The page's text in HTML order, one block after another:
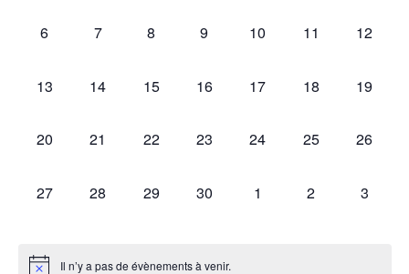
0
6
0
7
0
8
0
9
0
10
0
11
0
12
0
13
0
14
0
15
0
16
0
17
0
18
0
19
0
20
0
21
0
22
0
23
0
24
0
25
0
26
0
27
0
28
0
29
0
30
0
1
0
2
0
3
Il n’y a pas de évènements à venir.